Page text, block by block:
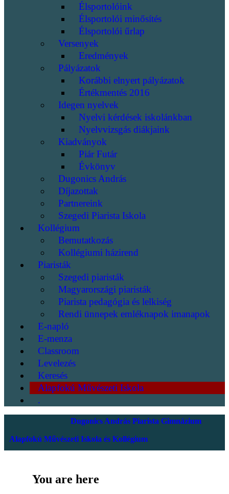
Élsportolóink
Élsportolói minősítés
Élsportolói űrlap
Versenyek
Eredmények
Pályázatok
Korábbi elnyert pályázatok
Értékmentés 2016
Idegen nyelvek
Nyelvi kérdések iskolánkban
Nyelvvizsgás diákjaink
Kiadványok
Piár Futár
Évkönyv
Dugonics András
Díjazottak
Partnereink
Szegedi Piarista Iskola
Kollégium
Bemutatkozás
Kollégiumi házirend
Piaristák
Szegedi piaristák
Magyarországi piaristák
Piarista pedagógia és lelkiség
Rendi ünnepek emléknapok imanapok
E-napló
E-menza
Classroom
Levelezés
Keresés
Alapfokú Művészeti Iskola
.
Dugonics András Piarista Gimnázium
Alapfokú Művészeti Iskola és Kollégium
You are here